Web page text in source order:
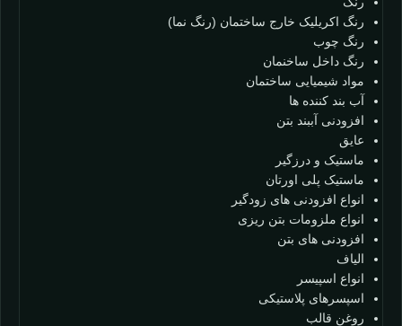
رنگ اکریلیک خارج ساختمان (رنگ نما)
رنگ چوب
رنگ داخل ساخنمان
مواد شیمیایی ساختمان
آب بند کننده ها
افزودنی آببند بتن
عایق
ماستیک و درزگیر
ماستیک پلی اورتان
انواع افزودنی های زودگیر
انواع ملزومات بتن ریزی
افزودنی های بتن
الیاف
انواع اسپیسر
اسپسرهای پلاستیکی
روغن قالب